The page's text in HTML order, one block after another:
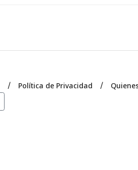
Política de Privacidad